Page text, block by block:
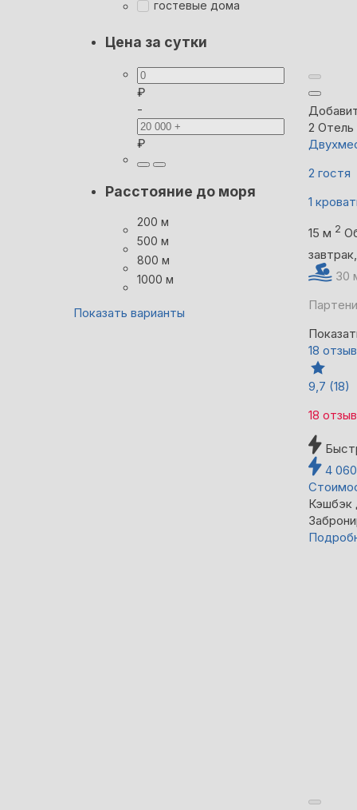
гостевые дома
Цена за сутки
₽
-
₽
Расстояние до моря
200 м
500 м
800 м
1000 м
Показать варианты
2 Отель
2 гостя
1
15 м 2
30
18
9,7 (18)
18
4 060
Кэшбэк